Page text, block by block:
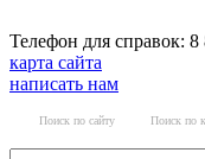
Телефон для справок:
карта сайта
написать нам
Поиск по сайту Поиск по